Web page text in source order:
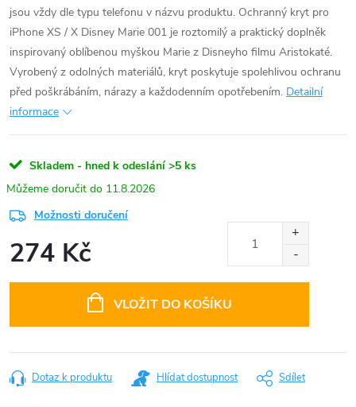
jsou vždy dle typu telefonu v názvu produktu. Ochranný kryt pro
iPhone XS / X Disney Marie 001 je roztomilý a praktický doplněk
inspirovaný oblíbenou myškou Marie z Disneyho filmu Aristokaté.
Vyrobený z odolných materiálů, kryt poskytuje spolehlivou ochranu
před poškrábáním, nárazy a každodenním opotřebením. Detailní
informace
Skladem - hned k odeslání >5 ks
11.8.2026
Možnosti doručení
274 Kč
VLOŽIT DO KOŠÍKU
Dotaz k produktu Hlídat dostupnost Sdílet